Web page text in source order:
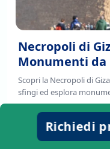
Necropoli di
Monumenti da
Scopri la Necropoli di
sfingi ed esplora
storia. Leggi di più!
viaggio
Richiedi